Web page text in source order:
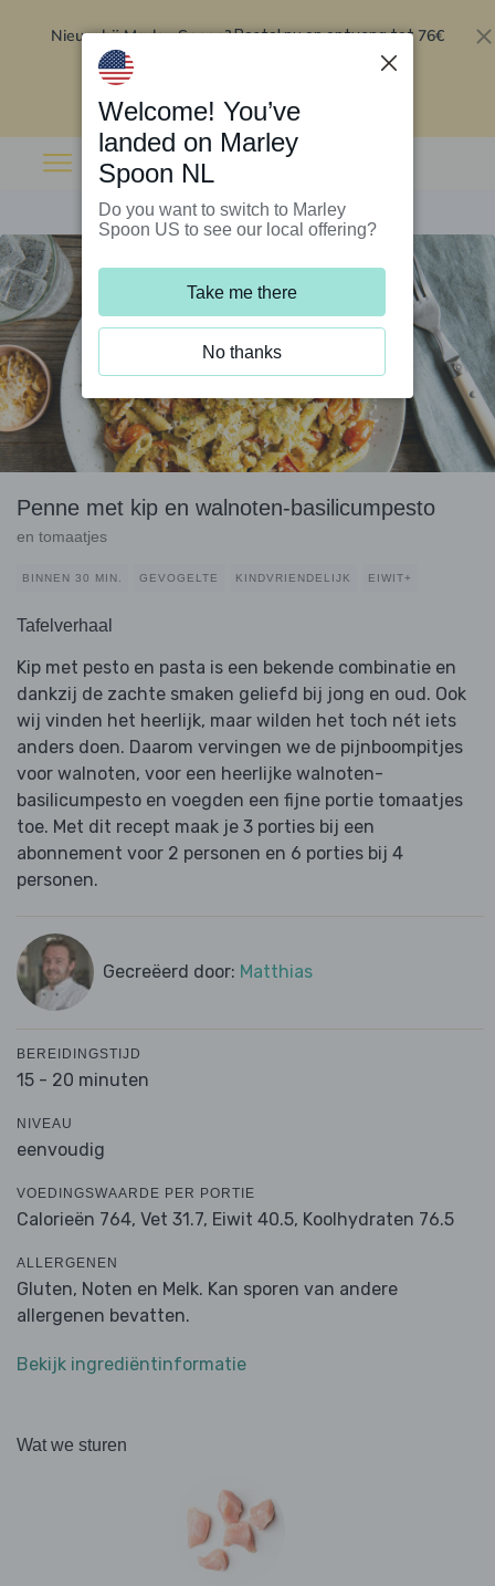
Nieuw bij Marley Spoon?Bestel nu en ontvang tot 76€
Penne met kip en walnoten-basilicumpesto
en tomaatjes
BINNEN 30 MIN. GEVOGELTE KINDVRIENDELIJK EIWIT+
Tafelverhaal
Kip met pesto en pasta is een bekende combinatie en
dankzij de zachte smaken geliefd bij jong en oud. Ook
wij vinden het heerlijk, maar wilden het toch nét iets
anders doen. Daarom vervingen we de pijnboompitjes
voor walnoten, voor een heerlijke walnoten-
basilicumpesto en voegden een fijne portie tomaatjes
toe. Met dit recept maak je 3 porties bij een
abonnement voor 2 personen en 6 porties bij 4
personen.
Gecreëerd door: Matthias
BEREIDINGSTIJD
15 - 20 minuten
NIVEAU
eenvoudig
VOEDINGSWAARDE PER PORTIE
Calorieën 764, Vet 31.7, Eiwit 40.5, Koolhydraten 76.5
ALLERGENEN
Gluten, Noten en Melk. Kan sporen van andere
allergenen bevatten.
Bekijk ingrediëntinformatie
Wat we sturen
Welcome! You’ve
landed on Marley
Spoon NL
Do you want to switch to Marley
Spoon US to see our local offering?
Take me there
No thanks